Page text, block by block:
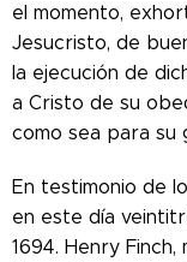
el momento,
Jesucristo, de
la ejecución de
a Cristo de su
como sea para su
En testimonio de
en este día
1694. Henry